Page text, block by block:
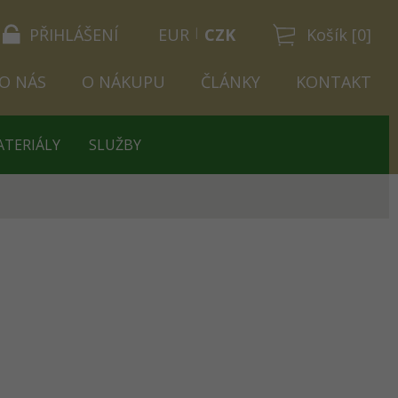
PŘIHLÁŠENÍ Košík [0]
EUR CZK
O NÁS O NÁKUPU ČLÁNKY KONTAKT
SLUŽBY